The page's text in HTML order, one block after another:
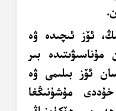
ئۆز ئىچىدە ۋە
مۇناسىۋىتىدە بىر
ئۆز بىلىمى ۋە
مۇشۇنىڭغا